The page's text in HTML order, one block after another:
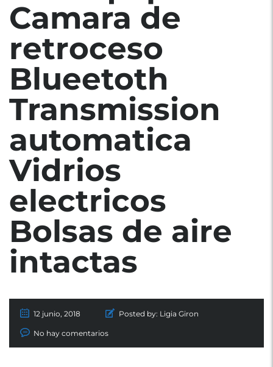
Camara de
retroceso
Blueetoth
Transmission
automatica
Vidrios
electricos
Bolsas de aire
intactas
12 junio, 2018 Posted by: Ligia Giron
No hay comentarios